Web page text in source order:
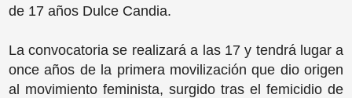
de 17 años Dulce Candia.
La convocatoria se realizará a las 17 y tendrá lugar a
once años de la primera movilización que dio origen
al movimiento feminista, surgido tras el femicidio de